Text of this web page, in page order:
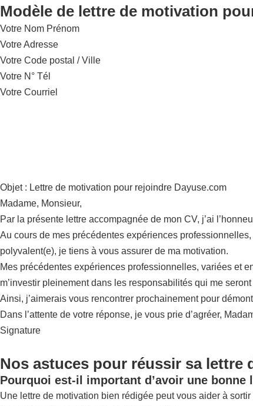
Modèle de lettre de motivation
Votre Nom Prénom
Votre Adresse
Votre Code postal / Ville
Votre N° Tél
Votre Courriel
Objet : Lettre de motivation pour rejoindre Dayuse.com
Madame, Monsieur,
Par la présente lettre accompagnée de mon CV, j’ai
Au cours de mes précédentes expériences
polyvalent(e), je tiens à vous assurer de ma motivation.
Mes précédentes expériences professionnelles, variées et
m’investir pleinement dans les responsabilités qui me
Ainsi, j’aimerais vous rencontrer prochainement pour
Dans l’attente de votre réponse, je vous prie d’agréer,
Signature
Nos astuces pour réussir sa lettre
Pourquoi est-il important d’avoir une bonne
Une lettre de motivation bien rédigée peut vous aider à